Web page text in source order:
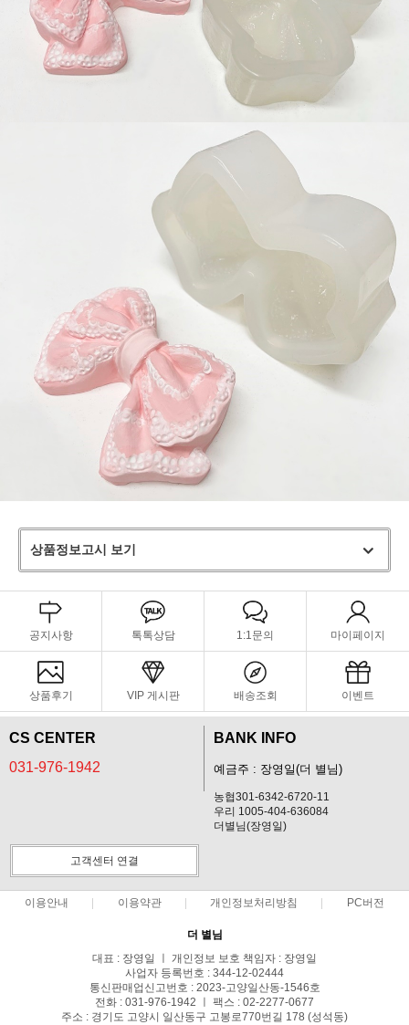
상품정보고시 보기
공지사항 톡톡상담 1:1문의 마이페이지
상품후기 VIP 게시판 배송조회 이벤트
CS CENTER
031-976-1942
BANK INFO
예금주 : 장영일(더 별님)
농협301-6342-6720-11
우리 1005-404-636084
더별님(장영일)
고객센터 연결
이용안내 이용약관 개인정보처리방침 PC버전
더 별님
대표 : 장영일 ㅣ 개인정보 보호 책임자 : 장영일
사업자 등록번호 : 344-12-02444
통신판매업신고번호 : 2023-고양일산동-1546호
전화 : 031-976-1942 ㅣ 팩스 : 02-2277-0677
주소 : 경기도 고양시 일산동구 고봉로770번길 178 (성석동)